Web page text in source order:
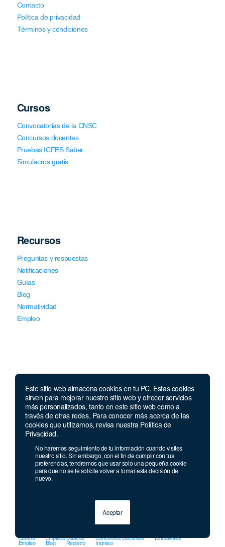
Este sitio web almacena cookies en tu PC. Estas cookies
sirven para mejorar nuestro sitio web y ofrecer servicios
más personalizados, tanto en este sitio web como a
través de otras redes. Para conocer más acerca de las
cookies que utilizamos, revisa nuestra Política de
Privacidad.
No haremos seguimiento de tu información cuando visites
nuestro sitio. Sin embargo, con el fin de cumplir con tus
preferencias, tendremos que usar solo una pequeña cookie
para que no se te solicite volver a tomar esta decisión de
nuevo.
Aceptar
Contacto
Política de privacidad
Términos y condiciones
Cursos
Convocatorias de la CNSC
Concursos docentes
Pruebas ICFES Saber
Simulacros gratis
Recursos
Preguntas y respuestas
Notificaciones
Guías
Blog
Normatividad
Empleo
Llámanos
Lunes a jueves de 7 a.m.
a 5:00 p.m. Viernes de
7 a.m. a 4 p.m. Sábados de 8 a.m. a 2 p.m.
Celular y Whatsapp:333 033 40 39
Bogotá:381 92 69
Cursos
Empleos públicos Concursos Docentes
Estudiantes
Empleo
Blog Registro Ingreso